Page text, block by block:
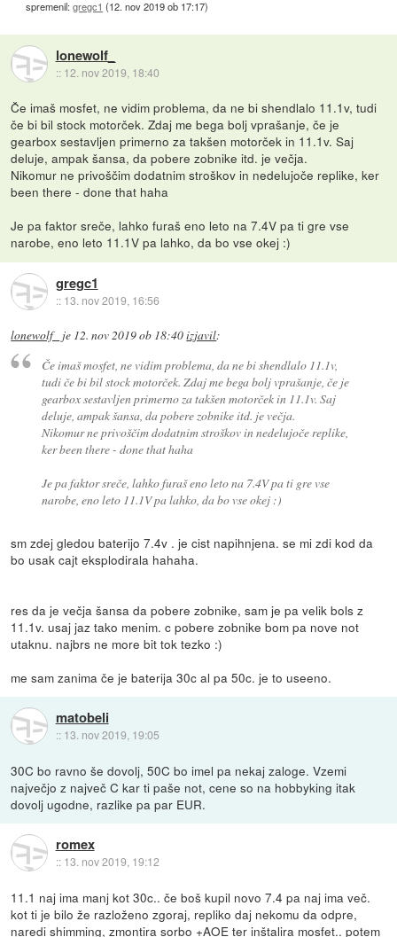
spremenil:gregc1 (12. nov 2019 ob 17:17)
lonewolf_
:: 12. nov 2019, 18:40
Če imaš mosfet, ne vidim problema, da ne bi shendlalo 11.1v, tudi
če bi bil stock motorček. Zdaj me bega bolj vprašanje, če je
gearbox sestavljen primerno za takšen motorček in 11.1v. Saj
deluje, ampak šansa, da pobere zobnike itd. je večja.
Nikomur ne privoščim dodatnim stroškov in nedelujoče replike, ker
been there - done that haha
Je pa faktor sreče, lahko furaš eno leto na 7.4V pa ti gre vse
narobe, eno leto 11.1V pa lahko, da bo vse okej :)
gregc1
:: 13. nov 2019, 16:56
lonewolf_ je 12. nov 2019 ob 18:40izjavil:
Če imaš mosfet, ne vidim problema, da ne bi shendlalo 11.1v,
tudi če bi bil stock motorček. Zdaj me bega bolj vprašanje, če je
gearbox sestavljen primerno za takšen motorček in 11.1v. Saj
deluje, ampak šansa, da pobere zobnike itd. je večja.
Nikomur ne privoščim dodatnim stroškov in nedelujoče replike,
ker been there - done that haha
Je pa faktor sreče, lahko furaš eno leto na 7.4V pa ti gre vse
narobe, eno leto 11.1V pa lahko, da bo vse okej :)
sm zdej gledou baterijo 7.4v . je cist napihnjena. se mi zdi kod da
bo usak cajt eksplodirala hahaha.
res da je večja šansa da pobere zobnike, sam je pa velik bols z
11.1v. usaj jaz tako menim. c pobere zobnike bom pa nove not
utaknu. najbrs ne more bit tok tezko :)
me sam zanima če je baterija 30c al pa 50c. je to useeno.
matobeli
:: 13. nov 2019, 19:05
30C bo ravno še dovolj, 50C bo imel pa nekaj zaloge. Vzemi
največjo z največ C kar ti paše not, cene so na hobbyking itak
dovolj ugodne, razlike pa par EUR.
romex
:: 13. nov 2019, 19:12
11.1 naj ima manj kot 30c.. če boš kupil novo 7.4 pa naj ima več.
kot ti je bilo že razloženo zgoraj, repliko daj nekomu da odpre,
naredi shimming, zmontira sorbo +AOE ter inštalira mosfet.. potem